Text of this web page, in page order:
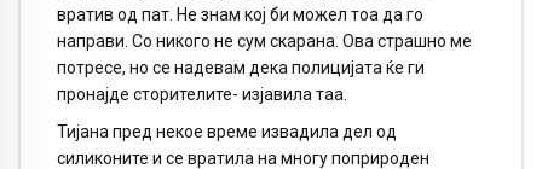
вратив од пат. Не знам кој би можел тоа да го
направи. Со никого не сум скарана. Ова страшно ме
потресе, но се надевам дека полицијата ќе ги
пронајде сторителите- изјавила таа.
Тијана пред некое време извадила дел од
силиконите и се вратила на многу поприроден